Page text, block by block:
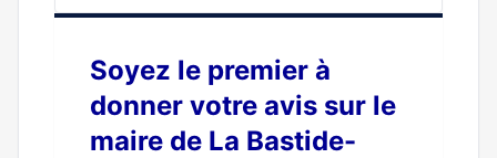
Soyez le premier à
donner votre avis sur le
maire de La Bastide-